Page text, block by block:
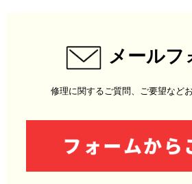
メールフ
修理に関するご質問、ご要望など